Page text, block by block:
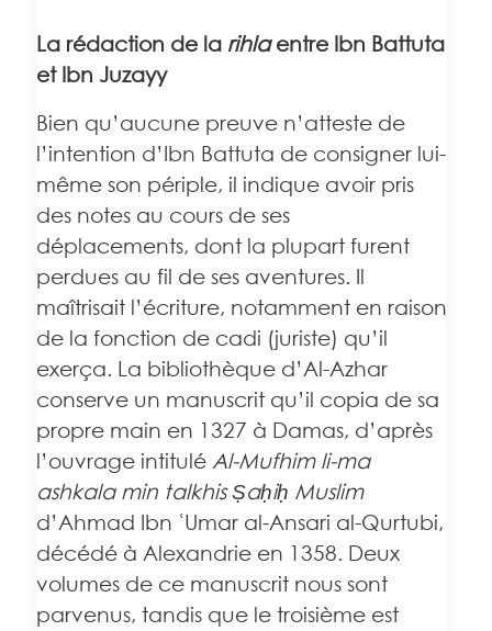
La rédaction de la rihlaentre Ibn Battuta
et Ibn Juzayy
Bien qu’aucune preuve n’atteste de
l’intention d’Ibn Battuta de consigner lui-
même son périple, il indique avoir pris
des notes au cours de ses
déplacements, dont la plupart furent
perdues au fil de ses aventures. Il
maîtrisait l’écriture, notamment en raison
de la fonction de cadi (juriste) qu’il
exerça. La bibliothèque d’Al-Azhar
conserve un manuscrit qu’il copia de sa
propre main en 1327 à Damas, d’après
l’ouvrage intitulé Al-Mufhim li-ma
ashkala min talkhis Ṣaḥiḥ Muslim
d’Ahmad Ibn ʿUmar al-Ansari al-Qurtubi,
décédé à Alexandrie en 1358. Deux
volumes de ce manuscrit nous sont
parvenus, tandis que le troisième est